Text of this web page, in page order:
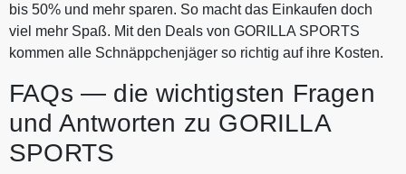
bis 50% und mehr sparen. So macht das Einkaufen doch
viel mehr Spaß. Mit den Deals von GORILLA SPORTS
kommen alle Schnäppchenjäger so richtig auf ihre Kosten.
FAQs — die wichtigsten Fragen
und Antworten zu GORILLA
SPORTS